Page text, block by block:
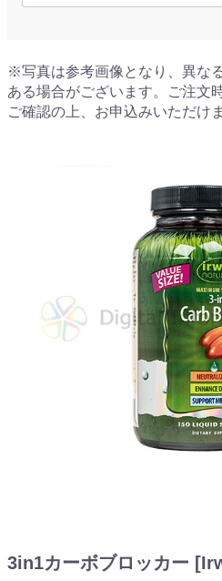
※写真は参考画像となり、異な
ある場合がございます。ご注文
ご確認の上、お申込みいただけ
3in1カーボブロッカー